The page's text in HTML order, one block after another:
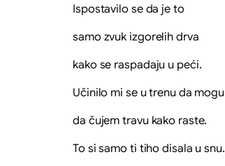
Ispostavilo se da je to
samo zvuk izgorelih drva
kako se raspadaju u peći.
Učinilo mi se u trenu da mogu
da čujem travu kako raste.
To si samo ti tiho disala u snu.